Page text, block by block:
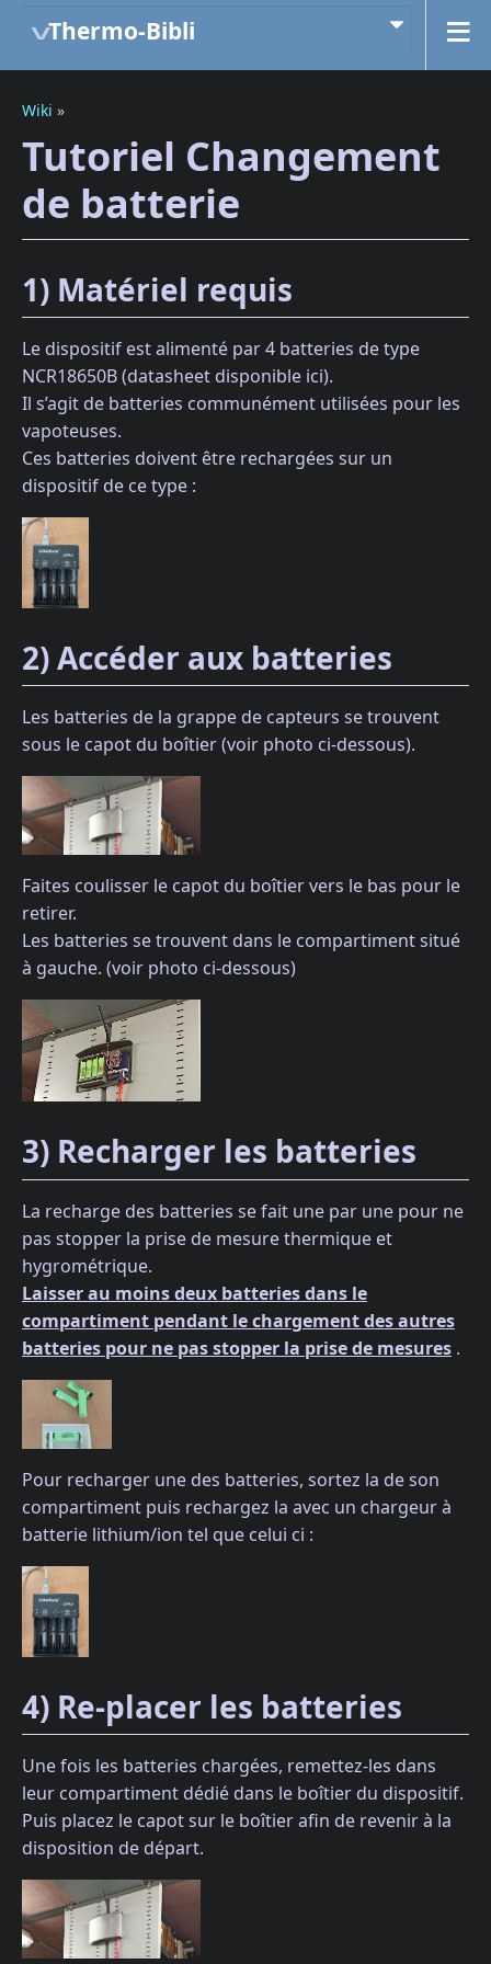
Thermo-Bibli
Wiki »
Tutoriel Changement
de batterie
1) Matériel requis
Le dispositif est alimenté par 4 batteries de type
NCR18650B (datasheet disponible ici).
Il s’agit de batteries communément utilisées pour les
vapoteuses.
Ces batteries doivent être rechargées sur un
dispositif de ce type :
2) Accéder aux batteries
Les batteries de la grappe de capteurs se trouvent
sous le capot du boîtier (voir photo ci-dessous).
Faites coulisser le capot du boîtier vers le bas pour le
retirer.
Les batteries se trouvent dans le compartiment situé
à gauche. (voir photo ci-dessous)
3) Recharger les batteries
La recharge des batteries se fait une par une pour ne
pas stopper la prise de mesure thermique et
hygrométrique.
Laisser au moins deux batteries dans le
compartiment pendant le chargement des autres
batteries pour ne pas stopper la prise de mesures .
Pour recharger une des batteries, sortez la de son
compartiment puis rechargez la avec un chargeur à
batterie lithium/ion tel que celui ci :
4) Re-placer les batteries
Une fois les batteries chargées, remettez-les dans
leur compartiment dédié dans le boîtier du dispositif.
Puis placez le capot sur le boîtier afin de revenir à la
disposition de départ.